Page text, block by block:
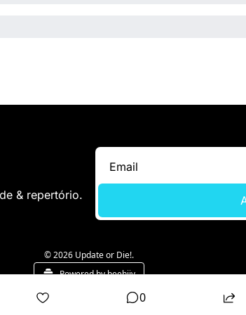
& repertório.
© 2026 Update or Die!.
Powered by beehiiv
0